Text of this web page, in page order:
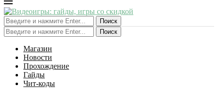
Поиск
Поиск
Магазин
Новости
Прохождение
Гайды
Чит-коды